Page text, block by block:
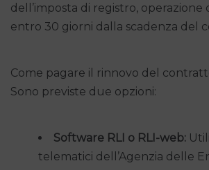
dell’imposta di registro,
entro 30 giorni dalla scadenza del
Come pagare il rinnovo del
Sono previste due opzioni:
Software RLI o RLI-web:
telematici dell’Agenzia delle